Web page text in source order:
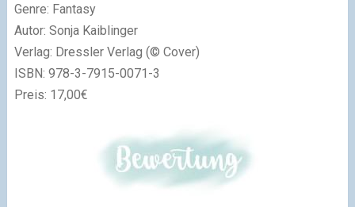
Genre: Fantasy
Autor: Sonja Kaiblinger
Verlag: Dressler Verlag (© Cover)
ISBN: 978-3-7915-0071-3
Preis: 17,00€